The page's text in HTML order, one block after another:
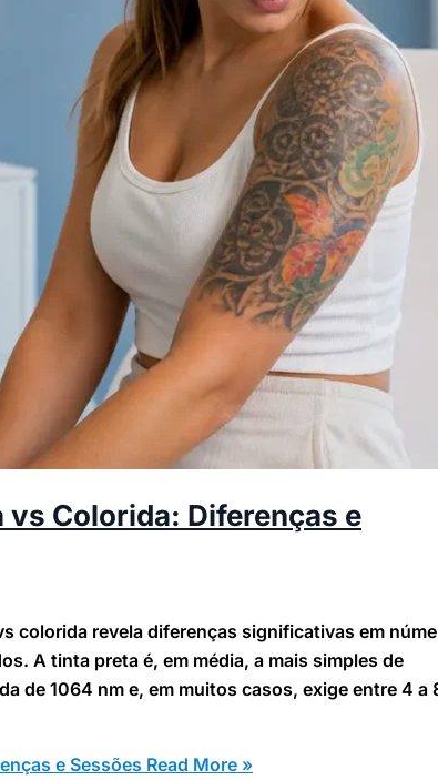
vs Colorida: Diferenças e
colorida revela diferenças significativas em
A tinta preta é, em média, a mais simples de
de 1064 nm e, em muitos casos, exige entre 4 a
e Sessões Read More »